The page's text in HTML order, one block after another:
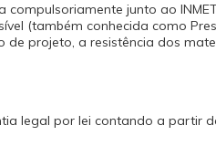
junto ao
(também conhecida como
projeto, a resistência dos
legal por lei contando a